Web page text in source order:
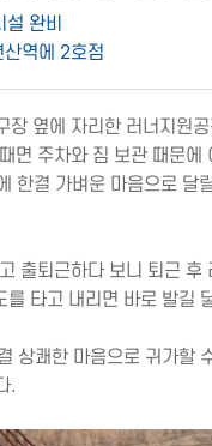
완비
역에 2호점
옆에 자리한 러너지원
면 주차와 짐 보관 때문
한결 가벼운 마음으로
출퇴근하다 보니 퇴근
타고 내리면 바로 발길
상쾌한 마음으로 귀가할
.